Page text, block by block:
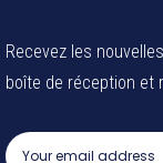
Recevez les
boîte de réception et